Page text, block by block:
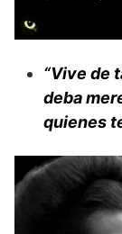
“Vive de
deba
quienes